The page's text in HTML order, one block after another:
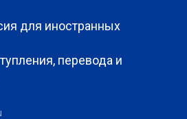
для иностранных
перевода и